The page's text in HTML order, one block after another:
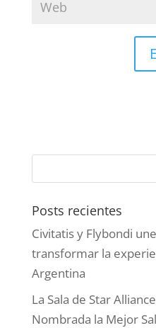
Posts recientes
Civitatis y Flybondi
transformar la
Argentina
La Sala de Star
Nombrada la Mejor